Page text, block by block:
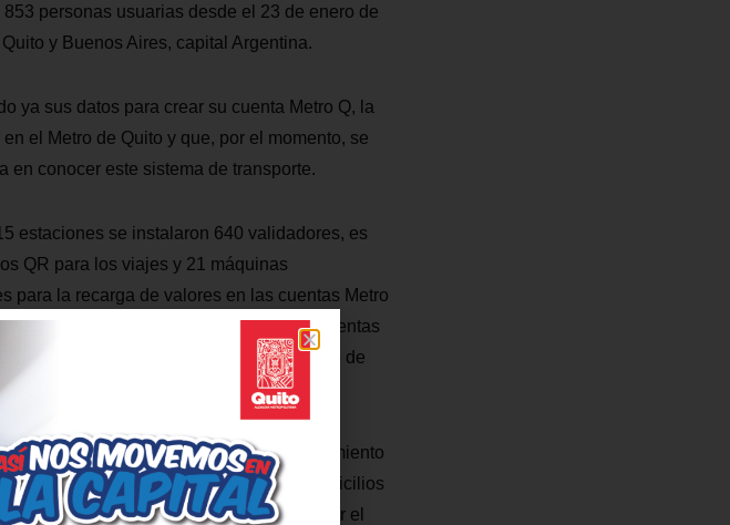
personas usuarias desde el 23 de enero de
y Buenos Aires, capital Argentina.
ya sus datos para crear su cuenta Metro Q, la
el Metro de Quito y que, por el momento, se
en conocer este sistema de transporte.
estaciones se instalaron 640 validadores, es
QR para los viajes y 21 máquinas
para la recarga de valores en las cuentas Metro
podrán recargar efectivo en sus cuentas
obtener sus pases de viaje en el Metro de
Metro de Quito han realizado el acercamiento
levantando 90 encuestas en domicilios
acercamiento también llevó a socializar el